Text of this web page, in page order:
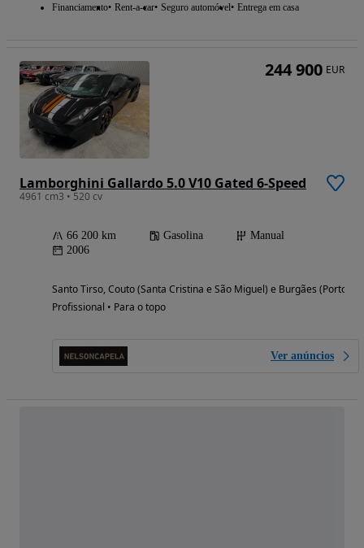
Financiamento Rent-a-car Seguro automóvel Entrega em casa
Lamborghini Gallardo 5.0 V10 Gated 6-Speed
4961 cm3 • 520 cv
66 200 km Gasolina
Manual
2006
Santo Tirso, Couto (Santa Cristina e São Miguel) e Burgães (Porto)
Profissional • Para o topo
Ver anúncios
244 900 EUR